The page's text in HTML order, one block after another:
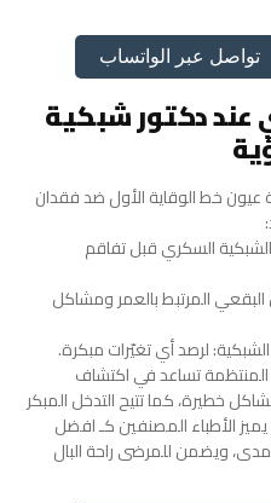
تواصل عبر الواتساب
عند دكتور شبكية
خط الوقاية الأول ضد فقدان
السكري قبل تفاقم
المرتبط بالعمر ومشاكل
لرصد أي تغيّرات مبكرة.
المنتظمة تساعد في اكتشاف
خطيرة، كما تتيح التدخل المبكر
الأطباء المصنفين كـ افضل
ويضمن للمرضى راحة البال